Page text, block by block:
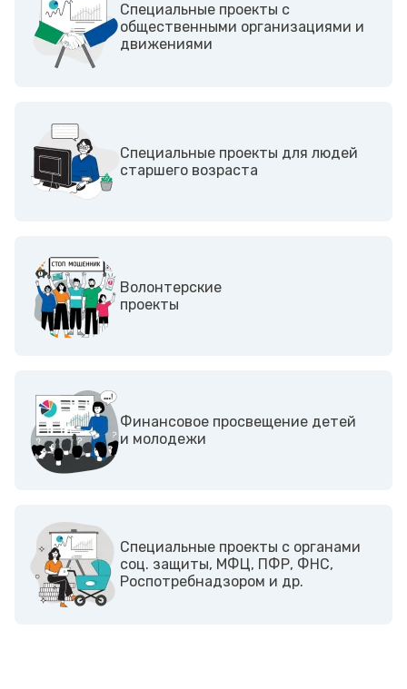
Cпециальные проекты с
общественными организациями и
движениями
Специальные проекты для людей
старшего возраста
Волонтерские
проекты
Финансовое просвещение детей
и молодежи
Cпециальные проекты с органами
соц. защиты, МФЦ, ПФР, ФНС,
Роспотребнадзором и др.